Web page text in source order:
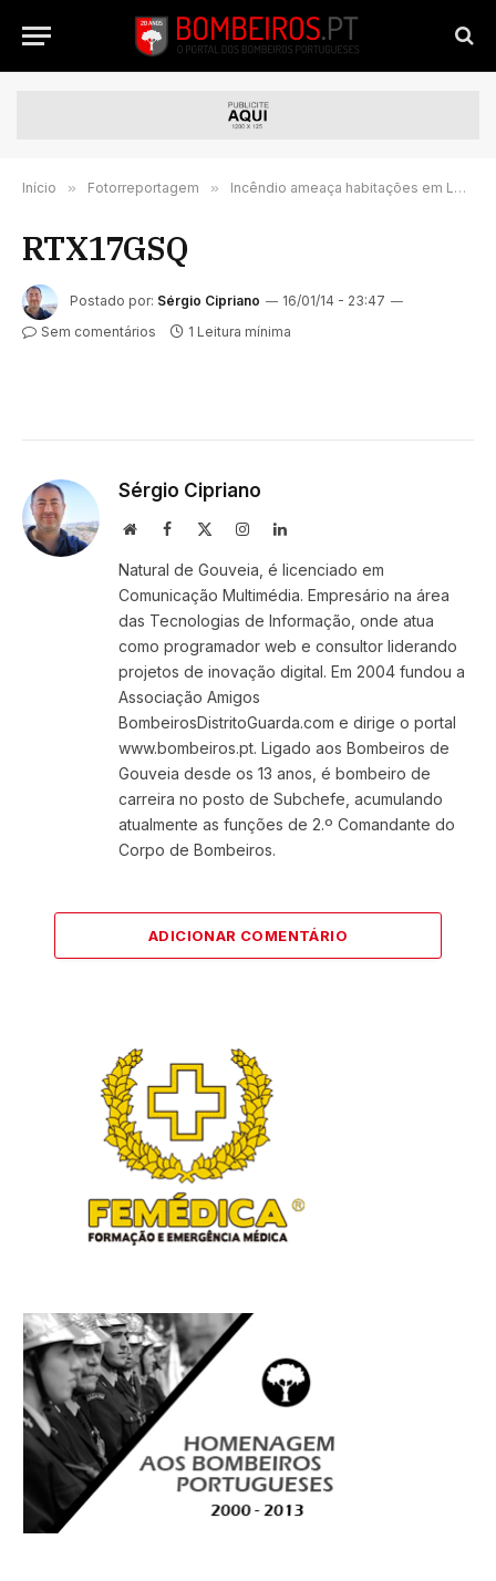
Início » Fotorreportagem » Incêndio ameaça habitações em Los Angeles
RTX17GSQ
Postado por: Sérgio Cipriano
16/01/14 - 23:47
Sem comentários
1 Leitura mínima
Sérgio Cipriano
WebsiteFacebook InstagramLinkedIn
Natural de Gouveia, é licenciado em
Comunicação Multimédia. Empresário na área
das Tecnologias de Informação, onde atua
como programador web e consultor liderando
projetos de inovação digital. Em 2004 fundou a
Associação Amigos
BombeirosDistritoGuarda.com e dirige o portal
www.bombeiros.pt. Ligado aos Bombeiros de
Gouveia desde os 13 anos, é bombeiro de
carreira no posto de Subchefe, acumulando
atualmente as funções de 2.º Comandante do
Corpo de Bombeiros.
ADICIONAR COMENTÁRIO